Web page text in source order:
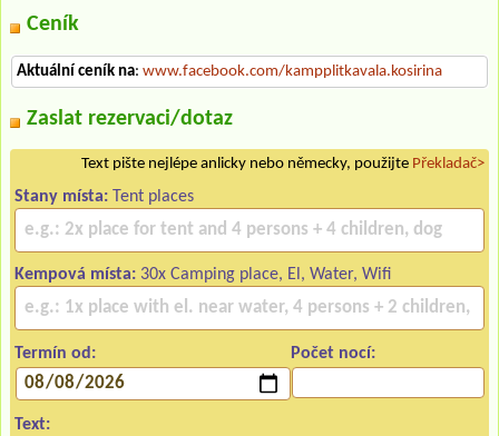
Ceník
Aktuální ceník na: www.facebook.com/kampplitkavala.kosirina
Zaslat rezervaci/dotaz
Text pište nejlépe anlicky nebo německy, použijte Překladač>
Stany místa: Tent places
Kempová místa: 30x Camping place, El, Water, Wifi
Termín od: Počet nocí:
Text: